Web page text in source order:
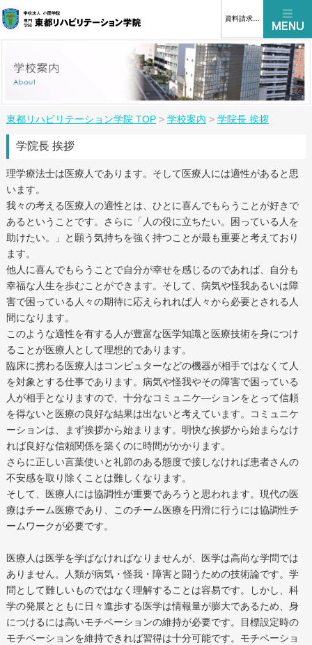
東都リハビリテーション学院 TOP > 学校案内 > 学院長 挨拶
学院長 挨拶
理学療法士は医療人であります。そして医療人には適性があると思
います。
我々の考える医療人の適性とは、ひとに喜んでもらうことが好きで
あるということです。さらに「人の役に立ちたい。困っている人を
助けたい。」と願う気持ちを強く持つことが最も重要と考えており
ます。
他人に喜んでもらうことで自分が幸せを感じるのであれば、自分も
幸福な人生を歩むことができます。そして、病気や怪我あるいは障
害で困っている人々の期待に応えられれば人々から必要とされる人
間になります。
このような適性を有する人が豊富な医学知識と医療技術を身につけ
ることが医療人として理想的であります。
臨床に携わる医療人はコンピュターなどの機器が相手ではなくて人
を対象とする仕事であります。病気や怪我やその障害で困っている
人が相手となりますので、十分なコミュニケ―ションをとって信頼
を得ないと医療の良好な結果は出ないと考えています。コミュニケ
ーションは、まず挨拶から始まります。明快な挨拶から始まらなけ
れば良好な信頼関係を築くのに時間がかかります。
さらに正しい言葉使いと礼節のある態度で接しなければ患者さんの
不安感を取り除くことは難しくなります。
そして、医療人には協調性が重要であろうと思われます。現代の医
療はチーム医療であり、このチーム医療を円滑に行うには協調性チ
ームワークが必要です。
医療人は医学を学ばなければなりませんが、医学は高尚な学問では
ありません。人類が病気・怪我・障害と闘うための技術論です。学
問として難しいものではなく理解することは容易です。しかし、科
学の発展とともに日々進歩する医学は情報量が膨大であるため、身
につけるには高いモチベーションの維持が必要です。目標設定時の
モチベーションを維持できれば習得は十分可能です。モチベーショ